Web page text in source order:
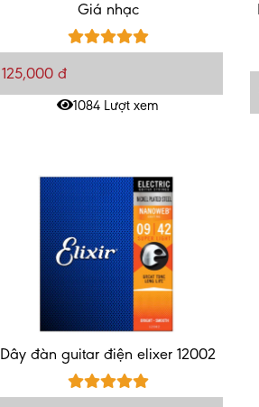
Giá nhạc
125,000 đ
1084 Lượt xem
Dây đàn guitar điện elixer 12002